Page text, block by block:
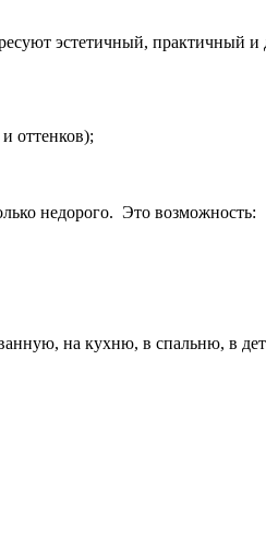
эстетичный, практичный и
оттенков);
недорого. Это возможность:
на кухню, в спальню, в